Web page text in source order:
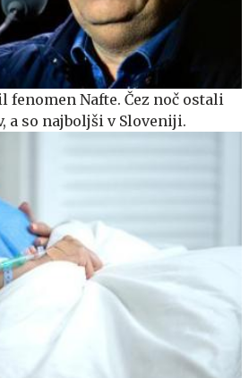
Nafte. Čez noč ostali
a so najboljši v Sloveniji.